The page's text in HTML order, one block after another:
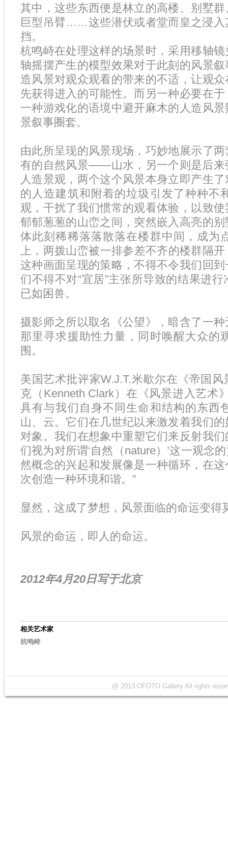
其中，这些东西便是林立的高楼、别墅
巨型吊臂……这些潜伏或者堂而皇之浸入
挡。
杭鸣峙在处理这样的场景时，采用移轴
轴摇摆产生的模型效果对于此刻的风景
造风景对观众观看的带来的不适，让观
先获得进入的可能性。而另一种必要在
一种游戏化的语境中避开麻木的人造风
景叙事圈套。
由此所呈现的风景现场，巧妙地展示了
有的自然风景——山水，另一个则是后来
人造景观，两个这个风景本身立即产生
的人造建筑和附着的垃圾引发了种种不
观，干扰了我们惯常的观看体验，以致
郁郁葱葱的山峦之间，突然嵌入高亮的
体此刻稀稀落落散落在楼群中间，成为
上，两拨山峦被一排参差不齐的楼群隔
这种画面呈现的策略，不得不令我们回
们不得不对“宜居”主张所导致的结果进
已如困兽。
摄影师之所以取名《公望》，暗含了一
那里寻求援助性力量，同时唤醒大众的
围。
美国艺术批评家W.J.T.米歇尔在《帝国
克（Kenneth Clark）在《风景进入艺术
具有与我们自身不同生命和结构的东西
山、云。它们在几世纪以来激发着我们
对象。我们在想象中重塑它们来反射我
们视为对所谓‘自然（nature）’这一观
然概念的兴起和发展像是一种循环，在
次创造一种环境和谐。”
显然，这成了梦想，风景面临的命运变得
风景的命运，即人的命运。
2012年4月20日写于北京
相关艺术家
杭鸣峙
@ 2013 OFOTO Gallery All rights